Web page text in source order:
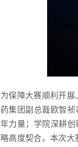
为保障大赛顺利开
药集团副总裁欧智祯
年力量；学院深耕创
略高度契合。本次